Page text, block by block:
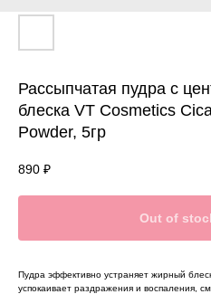
Рассыпчатая пудра с
блеска VT Cosmetics
Powder, 5гр
890 ₽
Out of
Пудра эффективно устраняет жирный
успокаивает раздражения и воспаления,